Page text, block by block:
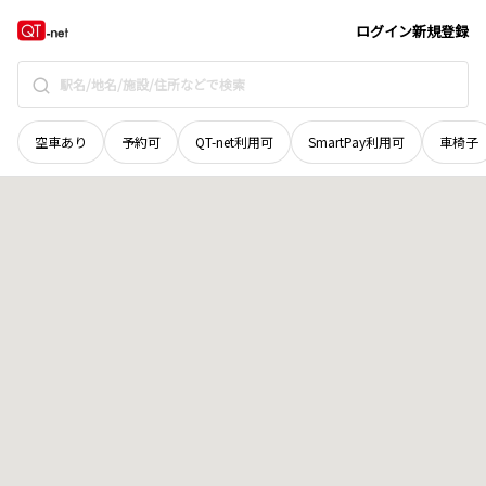
ログイン新規登録
空車あり 予約可 QT-net利用可 SmartPay利用可 車椅子
岩手県